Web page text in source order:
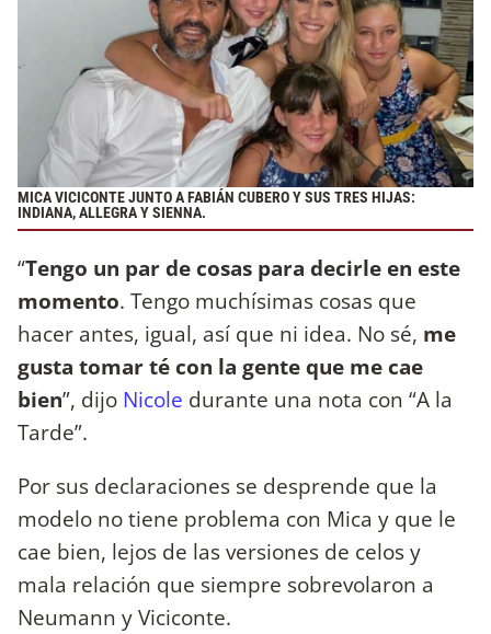
MICA VICICONTE JUNTO A FABIÁN CUBERO Y SUS TRES HIJAS:
INDIANA, ALLEGRA Y SIENNA.
“Tengo un par de cosas para decirle en este
momento. Tengo muchísimas cosas que
hacer antes, igual, así que ni idea. No sé, me
gusta tomar té con la gente que me cae
bien”, dijo Nicole durante una nota con “A la
Tarde”.
Por sus declaraciones se desprende que la
modelo no tiene problema con Mica y que le
cae bien, lejos de las versiones de celos y
mala relación que siempre sobrevolaron a
Neumann y Viciconte.